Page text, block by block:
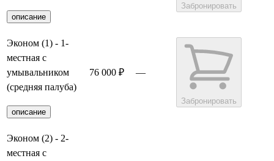
описание
Забронировать
Эконом (1) - 1-
местная с
умывальником
(средняя палуба)
описание
76 000 ₽ —
Забронировать
Эконом (2) - 2-
местная с